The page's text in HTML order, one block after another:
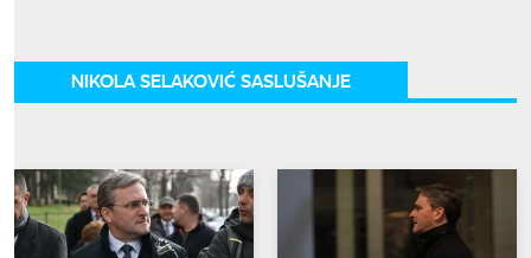
NIKOLA SELAKOVIĆ SASLUŠANJE